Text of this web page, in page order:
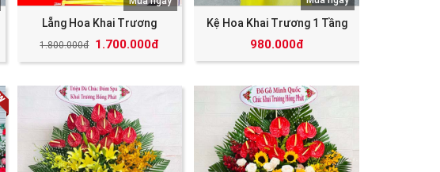
Lẵng Hoa Khai Trương
1.800.000đ 1.700.000đ
Kệ Hoa Khai Trương 1 Tầng
980.000đ